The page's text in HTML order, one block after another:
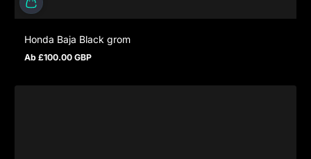
Honda Baja Black grom
Regulärer Preis
Ab £100.00 GBP